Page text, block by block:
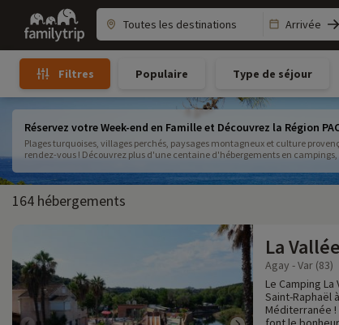
Family
trip
Arrivée
Filtres Populaire Type de séjour
Réservez votre Week-end en Famille et Découvrez la Région
Plages turquoises, villages perchés, paysages montagneux et culture
rendez-vous ! Découvrez plus d'une centaine d'hébergements en
164 hébergements
La
Agay - Var (83)
Le Camping
Saint-Raphaël
Méditerranée